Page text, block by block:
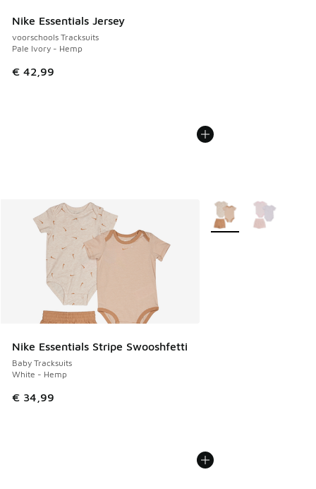
Nike Essentials Jersey
voorschools Tracksuits
Pale Ivory - Hemp
€ 42,99
Nike Essentials Stripe Swooshfetti
Baby Tracksuits
White - Hemp
€ 34,99
Meer kleuren